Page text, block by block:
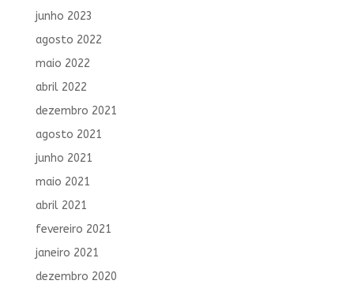
junho 2023
agosto 2022
maio 2022
abril 2022
dezembro 2021
agosto 2021
junho 2021
maio 2021
abril 2021
fevereiro 2021
janeiro 2021
dezembro 2020